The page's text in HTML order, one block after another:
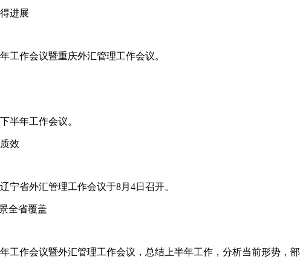
进展
工作会议暨重庆外汇管理工作会议。
半年工作会议。
效
宁省外汇管理工作会议于8月4日召开。
全省覆盖
工作会议暨外汇管理工作会议，总结上半年工作，分析当前形势，部